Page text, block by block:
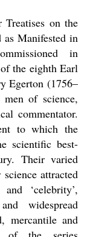
on the
as Manifested in
in
the eighth Earl
Egerton (1756–
of science,
commentator.
to which the
scientific best-
Their varied
attracted
‘celebrity’,
widespread
mercantile and